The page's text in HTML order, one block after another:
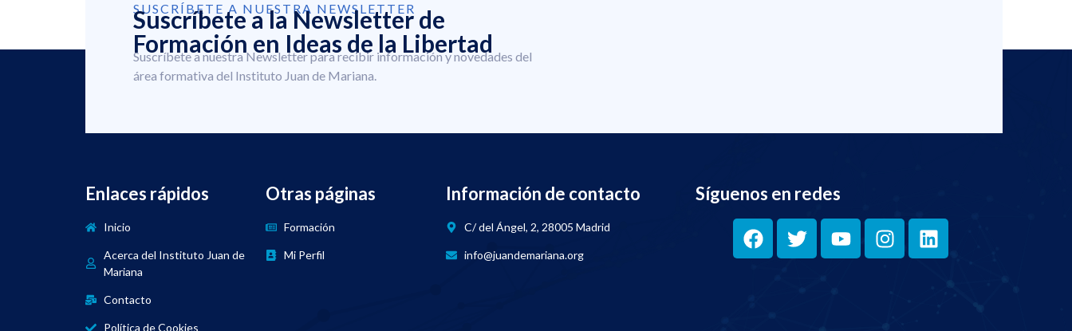
SUSCRÍBETE A NUESTRA NEWSLETTER
Suscríbete a la Newsletter de
Formación en Ideas de la Libertad
Suscríbete a nuestra Newsletter para recibir información y novedades del
área formativa del Instituto Juan de Mariana.
Enlaces rápidos
Inicio
Acerca del Instituto Juan de
Mariana
Contacto
Política de Cookies
Otras páginas
Formación
Mi Perfil
Información de contacto
C/ del Ángel, 2, 28005 Madrid
info@juandemariana.org
Síguenos en redes